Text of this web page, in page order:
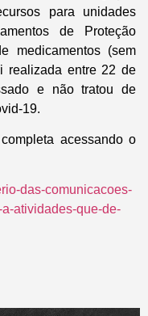
para unidades
de Proteção
medicamentos (sem
realizada entre 22 de
e não tratou de
19.
acessando o
das-comunicacoes-
atividades-que-de-